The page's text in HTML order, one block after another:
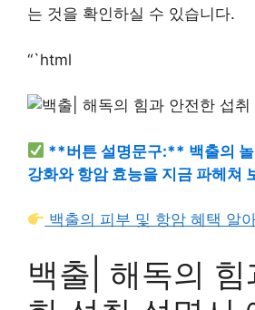
는 것을 확인하실 수 있습니다.
“`html
**버튼 설명문구:** 백출의 놀
강화와 항암 효능을 지금 파헤쳐
백출의 피부 및 항암 혜택 알
백출| 해독의 힘